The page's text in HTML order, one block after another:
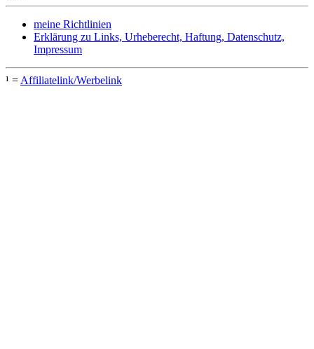
meine Richtlinien
Erklärung zu Links, Urheberecht, Haftung, Datenschutz,
Impressum
¹ = Affiliatelink/Werbelink